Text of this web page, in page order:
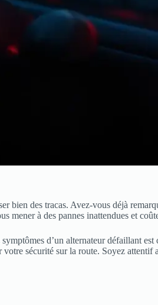
bien des tracas. Avez-vous déjà
mener à des pannes inattendues et
d’un alternateur défaillant
votre sécurité sur la route. Soyez